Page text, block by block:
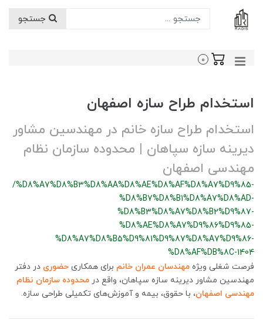
جستجو
0
استخدام طراح سازه اصفهان
استخدام طراح سازه خانم در مهندسین مشاور
دیرینه سازه سپاهان | محدوده سازمان نظام
مهندسی اصفهان
/%D8%A7%D8%B3%D8%AA%D8%AE%D8%AF%D8%A7%D9%85-
%D8%B7%D8%B1%D8%A7%D8%AD-
%D8%B3%D8%A7%D8%B2%D9%87-
%D8%AE%D8%A7%D9%86%D9%85-
%D8%A7%D8%B5%D9%81%D9%87%D8%A7%D9%86-
%D8%AF%DB%8C-1404
فرصت شغلی ویژه مهندسان عمران خانم برای همکاری حضوری در دفتر
مهندسین مشاور دیرینه سازه سپاهان، واقع در محدوده سازمان نظام
مهندسی اصفهان، با حقوق، بیمه و آموزش‌های تکمیلی طراحی سازه.